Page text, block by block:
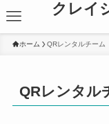
クレイ
ホーム QRレンタルチーム
QRレンタル